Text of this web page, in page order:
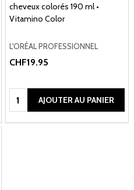
cheveux colorés 190 ml •
Vitamino Color
L'ORÉAL PROFESSIONNEL
CHF19.95
Quantité:AJOUTER AU PANIER